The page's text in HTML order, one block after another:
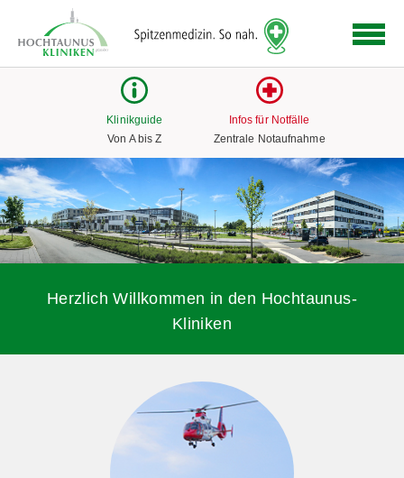
Link
zur
Startseite
Klinikguide
Von A bis Z
Infos für Notfälle
Zentrale Notaufnahme
Herzlich Willkommen in den Hochtaunus-
Kliniken